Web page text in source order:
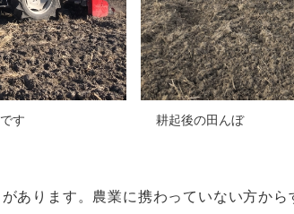
す 耕起後の田んぼ
あります。農業に携わっていない方から